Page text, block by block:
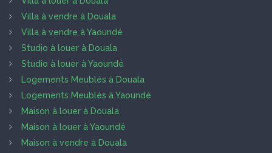
Villa à vendre à Douala
Villa à vendre à Yaoundé
Studio à louer à Douala
Studio à louer à Yaoundé
Logements Meublés à Douala
Logements Meublés à Yaoundé
Maison à louer à Douala
Maison à louer à Yaoundé
Maison à vendre à Douala